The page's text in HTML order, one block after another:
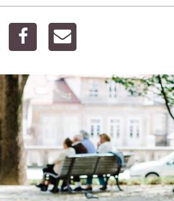
linkedin facebook